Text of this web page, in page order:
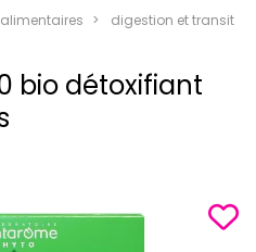
digestion et transit
bio détoxifiant